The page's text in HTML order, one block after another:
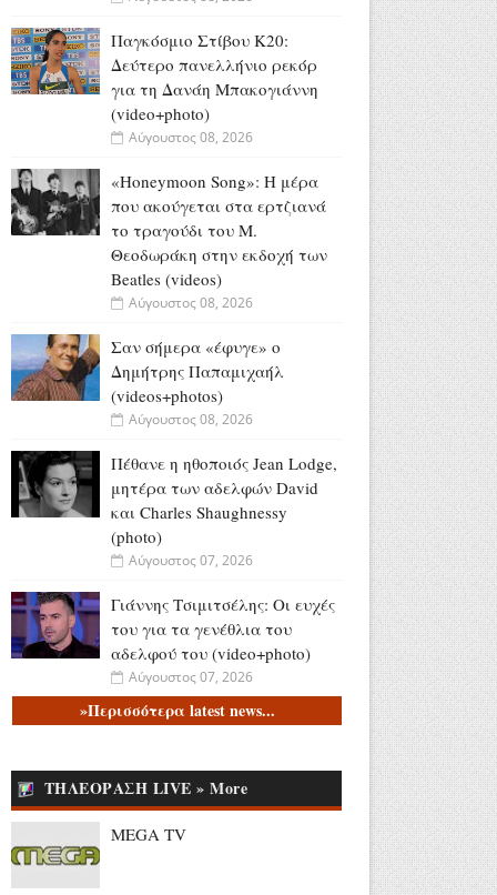
Παγκόσμιο Στίβου Κ20:
Δεύτερο πανελλήνιο ρεκόρ
για τη Δανάη Μπακογιάννη
(video+photo)
Αύγουστος 08, 2026
«Honeymoon Song»: Η μέρα
που ακούγεται στα ερτζιανά
το τραγούδι του Μ.
Θεοδωράκη στην εκδοχή των
Beatles (videos)
Αύγουστος 08, 2026
Σαν σήμερα «έφυγε» ο
Δημήτρης Παπαμιχαήλ
(videos+photos)
Αύγουστος 08, 2026
Πέθανε η ηθοποιός Jean Lodge,
μητέρα των αδελφών David
και Charles Shaughnessy
(photo)
Αύγουστος 07, 2026
Γιάννης Τσιμιτσέλης: Οι ευχές
του για τα γενέθλια του
αδελφού του (video+photo)
Αύγουστος 07, 2026
Ελένη Βουλγαράκη:
πληροφορία πριν εκτοξεύσετε
τη βλακεία σας δημόσια»
Αύγουστος 07, 2026
»Περισσότερα latest news...
ΤΗΛΕΟΡΑΣΗ LIVE » More
MEGA TV